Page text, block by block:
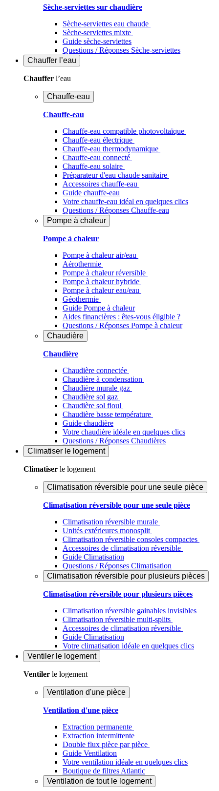
Sèche-serviettes sur chaudière
Sèche-serviettes eau chaude
Sèche-serviettes mixte
Guide sèche-serviettes
Questions / Réponses Sèche-serviettes
Chauffer l’eau
Chauffer l’eau
Chauffe-eau
Chauffe-eau
Chauffe-eau compatible photovoltaïque
Chauffe-eau électrique
Chauffe-eau thermodynamique
Chauffe-eau connecté
Chauffe-eau solaire
Préparateur d'eau chaude sanitaire
Accessoires chauffe-eau
Guide chauffe-eau
Votre chauffe-eau idéal en quelques clics
Questions / Réponses Chauffe-eau
Pompe à chaleur
Pompe à chaleur
Pompe à chaleur air/eau
Aérothermie
Pompe à chaleur réversible
Pompe à chaleur hybride
Pompe à chaleur​ eau/eau
Géothermie
Guide Pompe à chaleur
Aides financières : êtes-vous éligible ?
Questions / Réponses Pompe à chaleur
Chaudière
Chaudière
Chaudière connectée
Chaudière à condensation
Chaudière murale gaz
Chaudière sol gaz
Chaudière sol fioul
Chaudière basse température
Guide chaudière
Votre chaudière idéale en quelques clics
Questions / Réponses Chaudières
Climatiser le logement
Climatiser le logement
Climatisation réversible pour une seule pièce
Climatisation réversible pour une seule pièce
Climatisation réversible murale
Unités extérieures monosplit
Climatisation réversible consoles compactes
Accessoires de climatisation réversible
Guide Climatisation
Questions / Réponses Climatisation
Climatisation réversible pour plusieurs pièces
Climatisation réversible pour plusieurs pièces
Climatisation réversible gainables invisibles
Climatisation réversible multi-splits
Accessoires de climatisation réversible
Guide Climatisation
Votre climatisation idéale en quelques clics
Ventiler le logement
Ventiler le logement
Ventilation d'une pièce
Ventilation d'une pièce
Extraction permanente
Extraction intermittente
Double flux pièce par pièce
Guide Ventilation
Votre ventilation idéale en quelques clics
Boutique de filtres Atlantic
Ventilation de tout le logement